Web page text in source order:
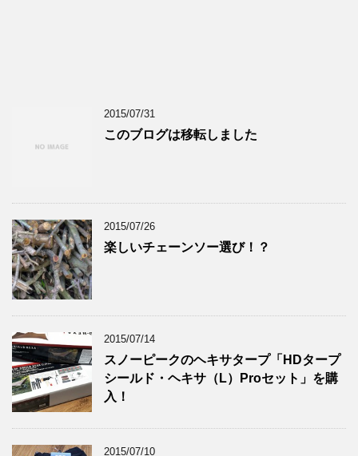
2015/07/31
このブログは移転しました
2015/07/26
楽しいチェーンソー選び！？
2015/07/14
スノーピークのヘキサタープ「HDタープ
シールド・ヘキサ（L）Proセット」を購
入！
2015/07/10